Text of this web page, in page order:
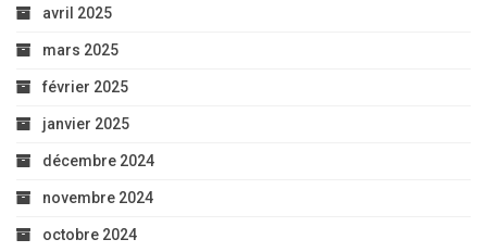
avril 2025
mars 2025
février 2025
janvier 2025
décembre 2024
novembre 2024
octobre 2024